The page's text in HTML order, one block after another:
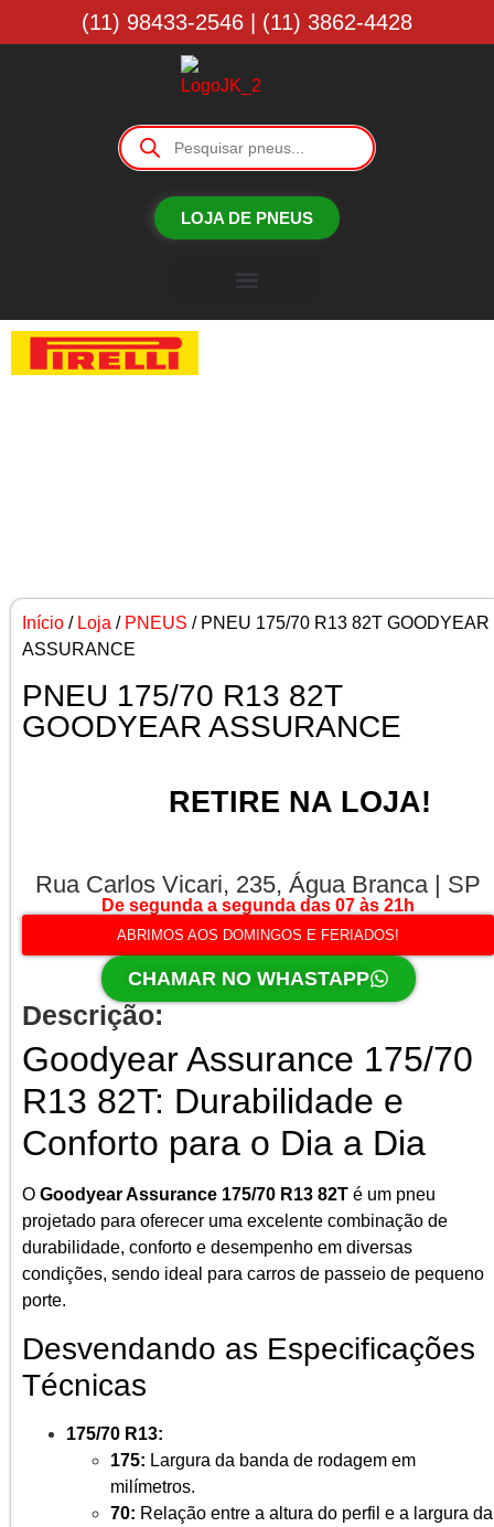
(11) 98433-2546 | (11) 3862-4428
LOJA DE PNEUS
Início / Loja / PNEUS / PNEU 175/70 R13 82T GOODYEAR
ASSURANCE
PNEU 175/70 R13 82T
GOODYEAR ASSURANCE
RETIRE NA LOJA!
Rua Carlos Vicari, 235, Água Branca | SP
De segunda a segunda das 07 às 21h
ABRIMOS AOS DOMINGOS E FERIADOS!
CHAMAR NO WHASTAPP
Descrição:
Goodyear Assurance 175/70
R13 82T: Durabilidade e
Conforto para o Dia a Dia
O Goodyear Assurance 175/70 R13 82T é um pneu
projetado para oferecer uma excelente combinação de
durabilidade, conforto e desempenho em diversas
condições, sendo ideal para carros de passeio de pequeno
porte.
Desvendando as Especificações
Técnicas
175/70 R13:
175: Largura da banda de rodagem em
milímetros.
70: Relação entre a altura do perfil e a largura da